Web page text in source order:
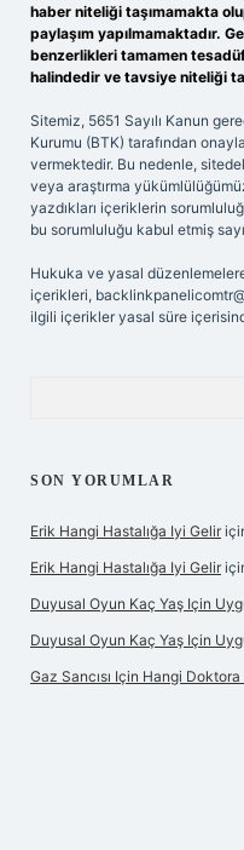
haber niteliği taşımamakta
paylaşım yapılmamaktadır.
benzerlikleri tamamen
halindedir ve tavsiye niteliği
Sitemiz, 5651 Sayılı Kanun
Kurumu (BTK) tarafından
vermektedir. Bu nedenle,
veya araştırma
yazdıkları içeriklerin
bu sorumluluğu kabul etmiş
Hukuka ve yasal
içerikleri,
ilgili içerikler yasal süre
SON YORUMLAR
Erik Hangi Hastalığa Iyi Gelir
Erik Hangi Hastalığa Iyi Gelir
Duyusal Oyun Kaç Yaş Için
Duyusal Oyun Kaç Yaş Için
Gaz Sancısı Için Hangi